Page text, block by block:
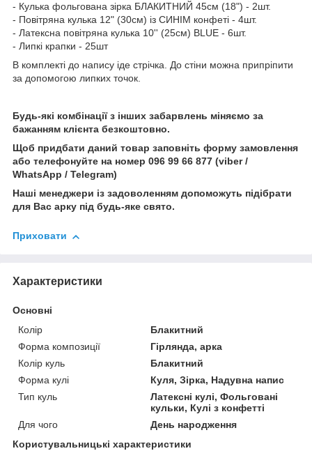
- Кулька фольгована зірка БЛАКИТНИЙ 45см (18") - 2шт.
- Повітряна кулька 12" (30см) із СИНІМ конфеті - 4шт.
- Латексна повітряна кулька 10'' (25см) BLUE - 6шт.
- Липкі крапки - 25шт
В комплекті до напису іде стрічка. До стіни можна припріпити
за допомогою липких точок.
Будь-які комбінації з інших забарвлень міняємо за
бажанням клієнта безкоштовно.
Щоб придбати даний товар заповніть форму замовлення
або телефонуйте на номер 096 99 66 877 (viber /
WhatsApp / Telegram)
Наші менеджери із задоволенням допоможуть підібрати
для Вас арку під будь-яке свято.
Приховати
Характеристики
Основні
Колір
Блакитний
Форма композиції
Гірлянда, арка
Колір куль
Блакитний
Форма кулі
Куля, Зірка, Надувна напис
Тип куль
Латексні кулі, Фольговані
кульки, Кулі з конфетті
Для чого
День народження
Користувальницькі характеристики